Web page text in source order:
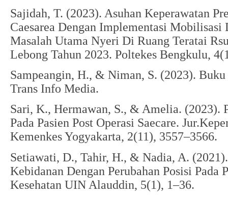
Sajidah, T. (2023). Asuhan Keperawatan
Caesarea Dengan Implementasi
Masalah Utama Nyeri Di Ruang Teratai
Lebong Tahun 2023. Poltekes Bengkulu,
Sampeangin, H., & Niman, S. (2023).
Trans Info Media.
Sari, K., Hermawan, S., & Amelia. (2023).
Pada Pasien Post Operasi Saecare.
Kemenkes Yogyakarta, 2(11), 3557–3566.
Setiawati, D., Tahir, H., & Nadia, A.
Kebidanan Dengan Perubahan Posisi Pada
Kesehatan UIN Alauddin, 5(1), 1–36.